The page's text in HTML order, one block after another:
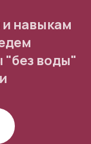
навыкам
"без воды"